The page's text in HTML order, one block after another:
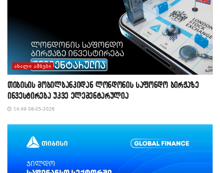
ᲐᲮᲐᲚᲘ ᲐᲛᲑᲔᲑᲘ
თიბისის მობილბანკიდან ლონდონის საფონდო ბირჟაზე
ინვესტირება უკვე ელემენტარულია
14:49 08-05-2026